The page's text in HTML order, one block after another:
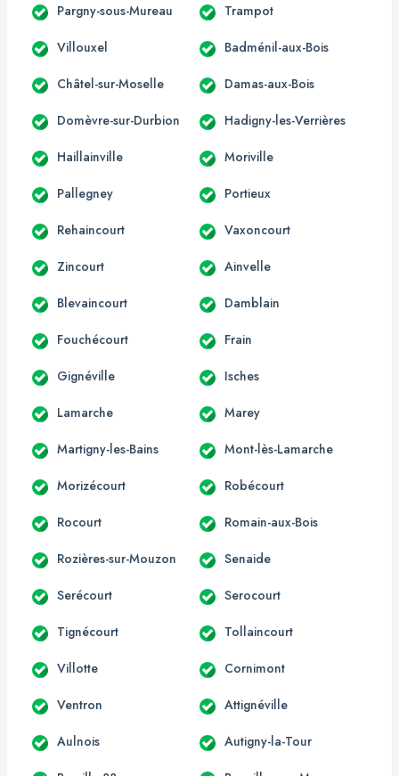
Pargny-sous-Mureau Trampot
Villouxel Badménil-aux-Bois
Châtel-sur-Moselle Damas-aux-Bois
Domèvre-sur-Durbion Hadigny-les-Verrières
Haillainville Moriville
Pallegney Portieux
Rehaincourt Vaxoncourt
Zincourt Ainvelle
Blevaincourt Damblain
Fouchécourt Frain
Gignéville Isches
Lamarche Marey
Martigny-les-Bains Mont-lès-Lamarche
Morizécourt Robécourt
Rocourt Romain-aux-Bois
Rozières-sur-Mouzon Senaide
Serécourt Serocourt
Tignécourt Tollaincourt
Villotte Cornimont
Ventron Attignéville
Aulnois Autigny-la-Tour